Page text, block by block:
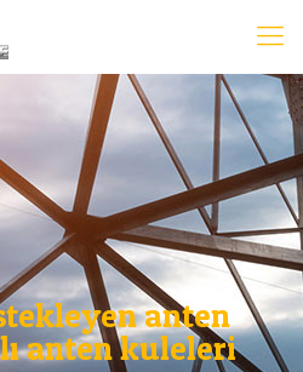
anten
anten kuleleri